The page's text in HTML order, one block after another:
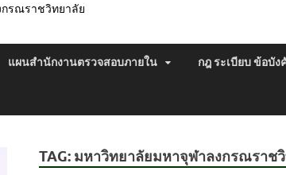
รณราชวิทยาลัย
แผนสำนักงานตรวจสอบภายใน กฎ ระเบียบ ข้อบัง
TAG: มหาวิทยาลัยมหาจุฬาลงกรณราช